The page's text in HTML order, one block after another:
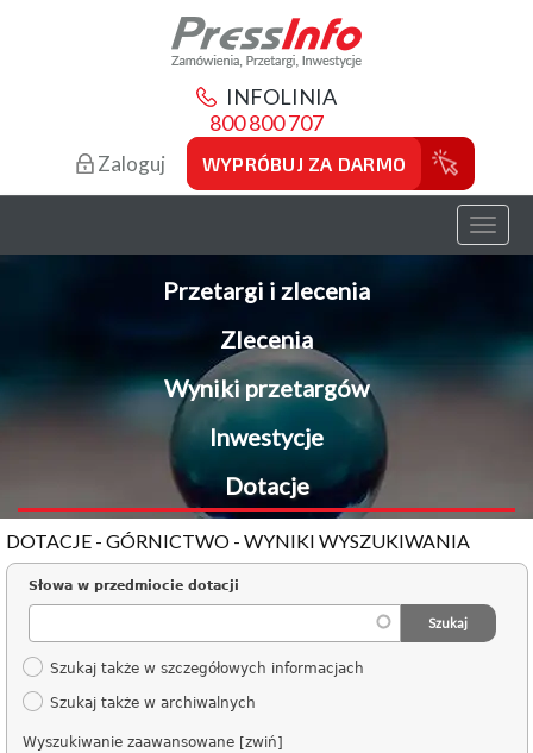
INFOLINIA
800 800 707
Zaloguj WYPRÓBUJ ZA DARMO
Toggle
Przetargi i zlecenia
Zlecenia
Wyniki przetargów
Inwestycje
Dotacje
DOTACJE - GÓRNICTWO - WYNIKI WYSZUKIWANIA
Słowa w przedmiocie dotacji
Szukaj także w szczegółowych informacjach
Szukaj także w archiwalnych
Wyszukiwanie zaawansowane [zwiń]